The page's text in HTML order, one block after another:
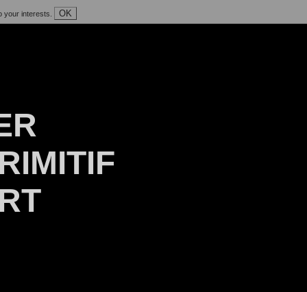
your interests. OK